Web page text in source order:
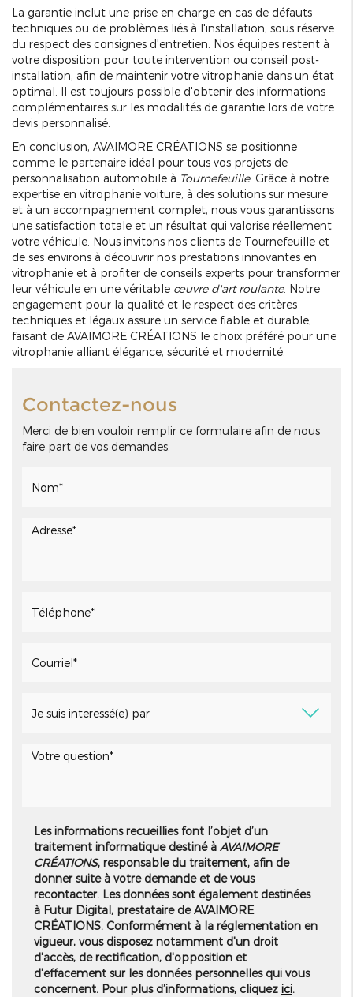
La garantie inclut une prise en charge en cas de défauts
techniques ou de problèmes liés à l'installation, sous réserve
du respect des consignes d'entretien. Nos équipes restent à
votre disposition pour toute intervention ou conseil post-
installation, afin de maintenir votre vitrophanie dans un état
optimal. Il est toujours possible d'obtenir des informations
complémentaires sur les modalités de garantie lors de votre
devis personnalisé.
En conclusion, AVAIMORE CRÉATIONS se positionne
comme le partenaire idéal pour tous vos projets de
personnalisation automobile à Tournefeuille. Grâce à notre
expertise en vitrophanie voiture, à des solutions sur mesure
et à un accompagnement complet, nous vous garantissons
une satisfaction totale et un résultat qui valorise réellement
votre véhicule. Nous invitons nos clients de Tournefeuille et
de ses environs à découvrir nos prestations innovantes en
vitrophanie et à profiter de conseils experts pour transformer
leur véhicule en une véritable œuvre d'art roulante. Notre
engagement pour la qualité et le respect des critères
techniques et légaux assure un service fiable et durable,
faisant de AVAIMORE CRÉATIONS le choix préféré pour une
vitrophanie alliant élégance, sécurité et modernité.
Contactez-nous
Merci de bien vouloir remplir ce formulaire afin de nous
faire part de vos demandes.
Les informations recueillies font l’objet d’un
traitement informatique destiné àAVAIMORE
CRÉATIONS, responsable du traitement, afin de
donner suite à votre demande et de vous
recontacter. Les données sont également destinées
à Futur Digital, prestataire de AVAIMORE
CRÉATIONS. Conformément à la réglementation en
vigueur, vous disposez notamment d'un droit
d'accès, de rectification, d'opposition et
d'effacement sur les données personnelles qui vous
concernent. Pour plus d’informations, cliquez ici.